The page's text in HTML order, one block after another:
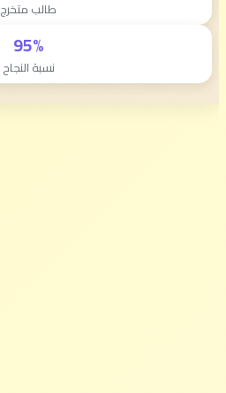
طالب متخرج
95%
نسبة النجاح